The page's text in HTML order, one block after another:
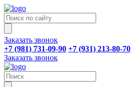
Заказать звонок
+7 (981) 731-09-90 +7 (931) 213-80-70
Заказать звонок